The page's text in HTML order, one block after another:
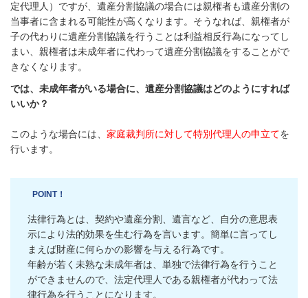
定代理人）ですが、遺産分割協議の場合には親権者も遺産分割の
当事者に含まれる可能性が高くなります。そうなれば、親権者が
子の代わりに遺産分割協議を行うことは利益相反行為になってし
まい、親権者は未成年者に代わって遺産分割協議をすることがで
きなくなります。
では、未成年者がいる場合に、遺産分割協議はどのようにすれば
いいか？
このような場合には、 家庭裁判所に対して特別代理人の申立てを
行います。
POINT！
法律行為とは、契約や遺産分割、遺言など、自分の意思表
示により法的効果を生む行為を言います。簡単に言ってし
まえば財産に何らかの影響を与える行為です。
年齢が若く未熟な未成年者は、単独で法律行為を行うこと
ができませんので、法定代理人である親権者が代わって法
律行為を行うことになります。